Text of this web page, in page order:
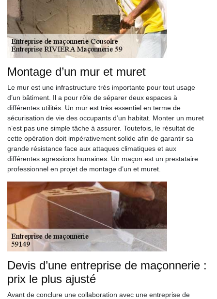
Montage d’un mur et muret
Le mur est une infrastructure très importante pour tout usage
d’un bâtiment. Il a pour rôle de séparer deux espaces à
différentes utilités. Un mur est très essentiel en terme de
sécurisation de vie des occupants d’un habitat. Monter un muret
n’est pas une simple tâche à assurer. Toutefois, le résultat de
cette opération doit impérativement solide afin de garantir sa
grande résistance face aux attaques climatiques et aux
différentes agressions humaines. Un maçon est un prestataire
professionnel en projet de montage d’un et muret.
Devis d’une entreprise de maçonnerie :
prix le plus ajusté
Avant de conclure une collaboration avec une entreprise de